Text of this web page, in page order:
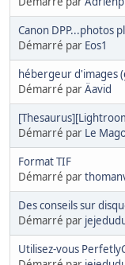
Canon DPP...photos
Démarré par Eos1
hébergeur d'images
Démarré parÄavid
Démarré par Le
Format TIF
Démarré par
Des conseils sur
Démarré par
Utilisez-vous